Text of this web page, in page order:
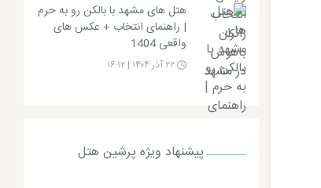
هتل های مشهد با بالکن رو به حرم
| راهنمای انتخاب + عکس های
واقعی 1404
۲۲ آذر ۱۴۰۴ | ۱۶:۱۲
پیشنهاد ویژه پرشین هتل